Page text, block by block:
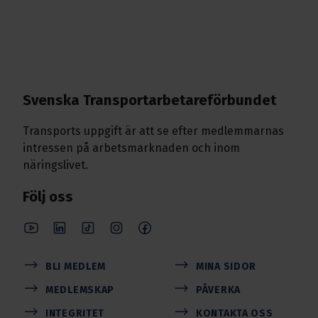
Svenska Transport­arbetare­förbundet
Transports uppgift är att se efter medlemmarnas
intressen på arbetsmarknaden och inom
näringslivet.
Följ oss
BLI MEDLEM
MINA SIDOR
MEDLEMSKAP
PÅVERKA
INTEGRITET
KONTAKTA OSS